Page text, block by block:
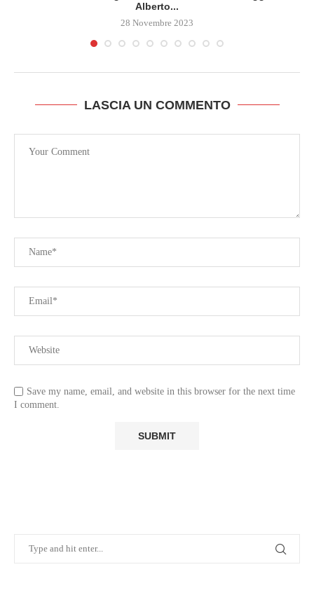
Alberto...
28 Novembre 2023
LASCIA UN COMMENTO
Save my name, email, and website in this browser for the next time
I comment.